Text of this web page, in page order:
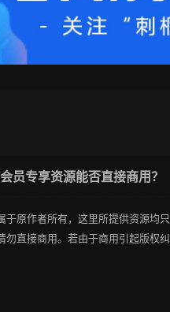
员专享资源能否直接商用？
于原作者所有，这里所提供资源均只
勿直接商用。若由于商用引起版权纠